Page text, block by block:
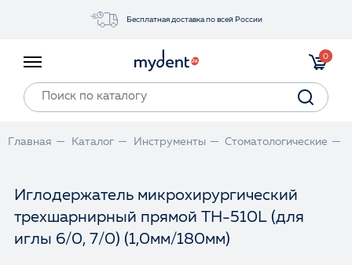
Бесплатная доставка по всей России
Войти
0
Главная Каталог Инструменты Стоматологические
Иглодержатель микрохирургический
трехшарнирный прямой TH-510L (для
иглы 6/0, 7/0) (1,0мм/180мм)